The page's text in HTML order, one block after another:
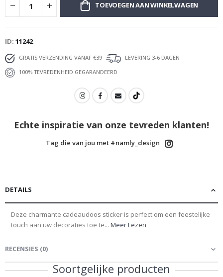
TOEVOEGEN AAN WINKELWAGEN
ID 11242
GRATIS VERZENDING VANAF €39
LEVERING 3-6 DAGEN
100% TEVREDENHEID GEGARANDEERD
Echte inspiratie van onze tevreden klanten!
Tag die van jou met #namly_design
DETAILS
Deze charmante cadeaudoos sticker is perfect om een feestelijke
touch aan uw decoraties toe te... Meer Lezen
RECENSIES (0)
Soortgelijke producten